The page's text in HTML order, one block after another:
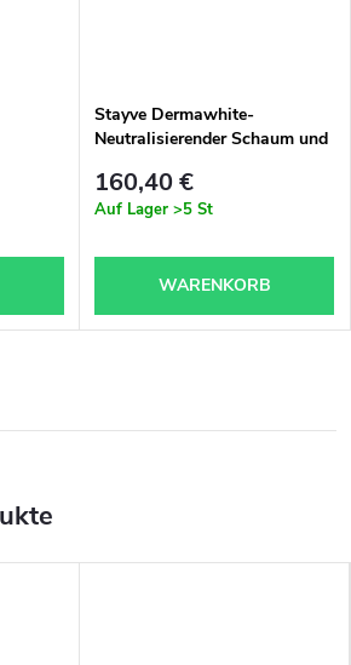
Stayve Dermawhite-
Neutralisierender Schaum und
Gel- Satz
160,40 €
Auf Lager >5 St
WARENKORB